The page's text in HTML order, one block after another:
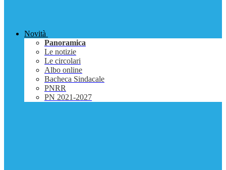
Novità
Panoramica
Le notizie
Le circolari
Albo online
Bacheca Sindacale
PNRR
PN 2021-2027